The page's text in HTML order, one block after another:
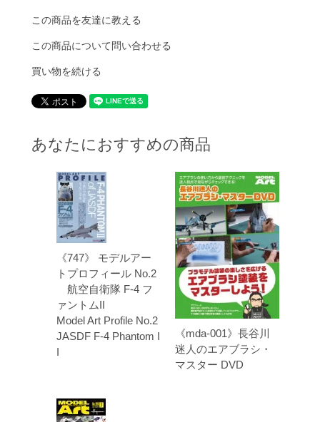
この商品を友達に教える
この商品について問い合わせる
買い物を続ける
あなたにおすすめの商品
《747》 モデルアー
トプロフィール No.2
航空自衛隊 F-4 フ
ァントムII
Model Art Profile No.2
JASDF F-4 Phantom I
I
《mda-001》長谷川
迷人のエアブラシ・
マスター DVD